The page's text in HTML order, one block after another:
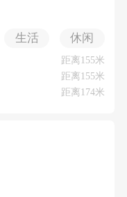
生活 休闲
距离155米
距离155米
距离174米